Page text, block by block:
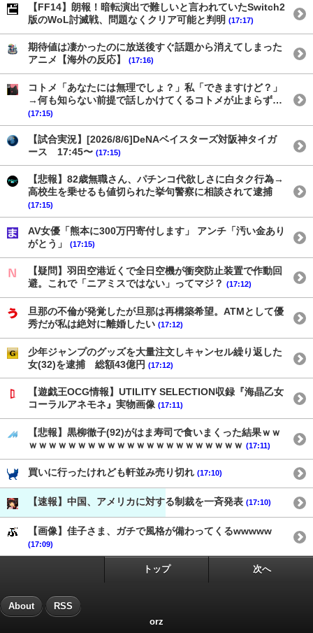
【FF14】朗報！暗転演出で難しいと言われていたSwitch2
版のWoL討滅戦、問題なくクリア可能と判明 (17:17)
期待値は凄かったのに放送後すぐ話題から消えてしまった
アニメ【海外の反応】
(17:16)
コトメ「あなたには無理でしょ？」私「できますけど？」
→何も知らない前提で話しかけてくるコトメが止まらず…
(17:15)
【試合実況】[2026/8/6]DeNAベイスターズ対阪神タイガ
ース 17:45〜 (17:15)
【悲報】82歳無職さん、パチンコ代欲しさに白タク行為→
高校生を乗せるも値切られた挙句警察に相談されて逮捕
(17:15)
AV女優「熊本に300万円寄付します」 アンチ「汚い金あり
がとう」
(17:15)
【疑問】羽田空港近くで全日空機が衝突防止装置で作動回
避。これで「ニアミスではない」ってマジ？ (17:12)
旦那の不倫が発覚したが旦那は再構築希望。ATMとして優
秀だが私は絶対に離婚したい (17:12)
少年ジャンプのグッズを大量注文しキャンセル繰り返した
女(32)を逮捕 総額43億円 (17:12)
【遊戯王OCG情報】UTILITY SELECTION収録『海晶乙女
コーラルアネモネ』実物画像 (17:11)
【悲報】黒柳徹子(92)がはま寿司で食いまくった結果ｗｗ
ｗｗｗｗｗｗｗｗｗｗｗｗｗｗｗｗｗｗｗｗｗｗ (17:11)
買いに行ったけれども軒並み売り切れ (17:10)
【速報】中国、アメリカに対する制裁を一斉発表 (17:10)
【画像】佳子さま、ガチで風格が備わってくるwwwww
(17:09)
トップ 次へ
About RSS
orz